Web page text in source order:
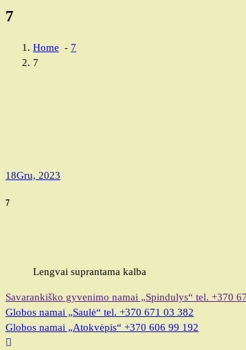
7
Home - 7
7
18Gru, 2023
7
Lengvai suprantama kalba
Savarankiško gyvenimo namai „Spindulys“ tel. +370
Globos namai „Saulė“ tel. +370 671 03 382
Globos namai „Atokvėpis“ +370 606 99 192